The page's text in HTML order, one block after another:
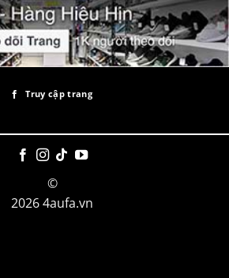
Truy cập trang
©
2026 4aufa.vn